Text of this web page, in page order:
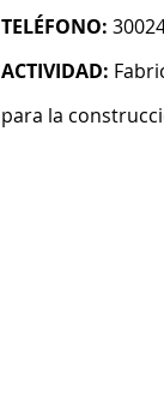
TELÉFONO:
ACTIVIDAD:
para la